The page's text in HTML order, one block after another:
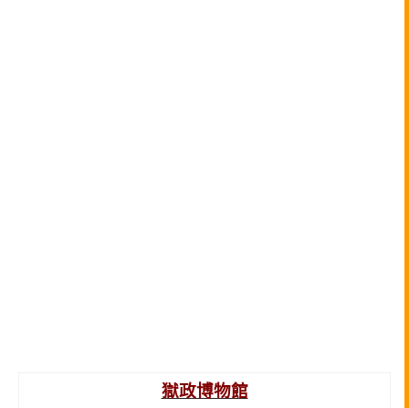
獄政博物館